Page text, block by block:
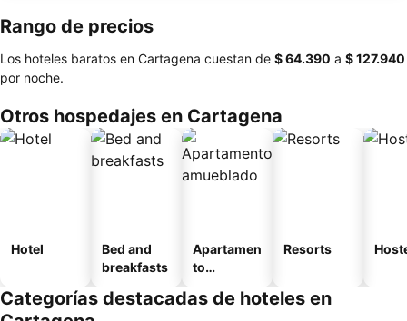
Rango de precios
Los hoteles baratos en Cartagena cuestan de ‎$ 64.390 a ‎$ 127.940
por noche.
Otros hospedajes en Cartagena
Hotel
Bed and
breakfasts
Apartamen
to
o
Resorts
Categorías destacadas de hoteles en